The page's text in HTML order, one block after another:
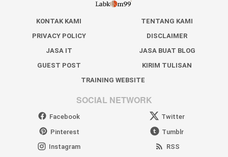
KONTAK KAMI
TENTANG KAMI
PRIVACY POLICY
DISCLAIMER
JASA IT
JASA BUAT BLOG
GUEST POST
KIRIM TULISAN
TRAINING WEBSITE
SOCIAL NETWORK
Facebook
Twitter
Pinterest
Tumblr
Instagram
RSS